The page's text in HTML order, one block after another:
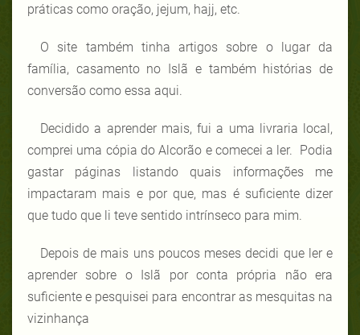
práticas como oração, jejum, hajj, etc.
O site também tinha artigos sobre o lugar da
família, casamento no Islã e também histórias de
conversão como essa aqui.
Decidido a aprender mais, fui a uma livraria local,
comprei uma cópia do Alcorão e comecei a ler. Podia
gastar páginas listando quais informações me
impactaram mais e por que, mas é suficiente dizer
que tudo que li teve sentido intrínseco para mim.
Depois de mais uns poucos meses decidi que ler e
aprender sobre o Islã por conta própria não era
suficiente e pesquisei para encontrar as mesquitas na
vizinhança